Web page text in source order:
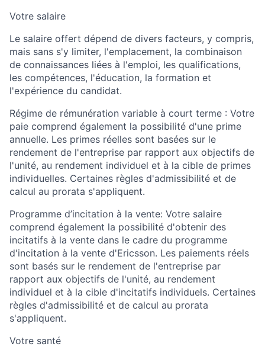
Votre salaire
Le salaire offert dépend de divers facteurs, y compris,
mais sans s'y limiter, l'emplacement, la combinaison
de connaissances liées à l'emploi, les qualifications,
les compétences, l'éducation, la formation et
l'expérience du candidat.
Régime de rémunération variable à court terme : Votre
paie comprend également la possibilité d'une prime
annuelle. Les primes réelles sont basées sur le
rendement de l'entreprise par rapport aux objectifs de
l'unité, au rendement individuel et à la cible de primes
individuelles. Certaines règles d'admissibilité et de
calcul au prorata s'appliquent.
Programme d’incitation à la vente: Votre salaire
comprend également la possibilité d'obtenir des
incitatifs à la vente dans le cadre du programme
d'incitation à la vente d'Ericsson. Les paiements réels
sont basés sur le rendement de l'entreprise par
rapport aux objectifs de l'unité, au rendement
individuel et à la cible d'incitatifs individuels. Certaines
règles d'admissibilité et de calcul au prorata
s'appliquent.
Votre santé